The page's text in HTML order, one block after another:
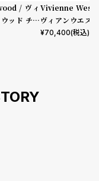
/ ヴィ
ッド チェ
クリーム
Vivienne
ヴィアンウエス
ル ウォレス レデ
¥70,400(税込)